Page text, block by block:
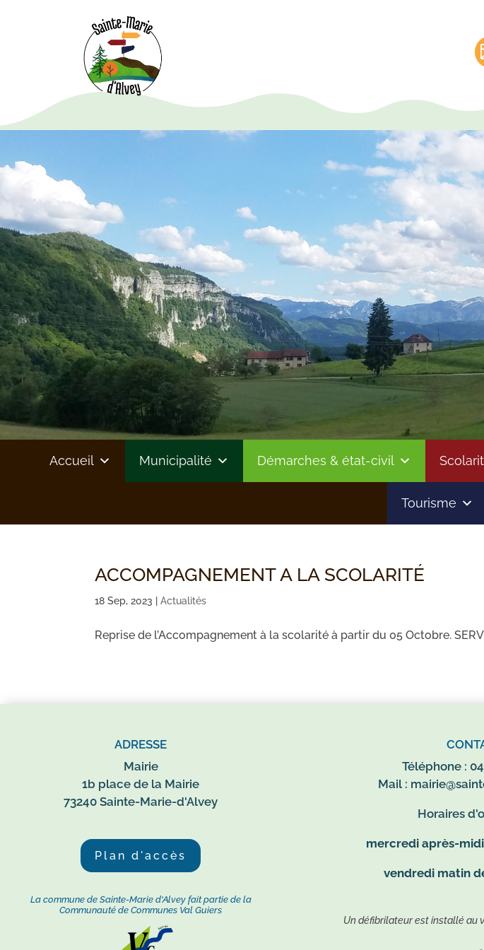
Accueil Municipalité Démarches & état-civil
Tourisme
ACCOMPAGNEMENT A LA SCOLARITÉ
18 Sep, 2023 |Actualités
Reprise de l’Accompagnement à la scolarité à partir du 05 Octobre.
ADRESSE
Mairie
1b place de la Mairie
73240 Sainte-Marie-d'Alvey
Plan d'accès
La commune de Sainte-Marie d'Alvey fait partie de la
Communauté de Communes Val Guiers
Téléphone :
Mail :
Horaires
mercredi après-midi
vendredi matin
Un défibrilateur est installé au